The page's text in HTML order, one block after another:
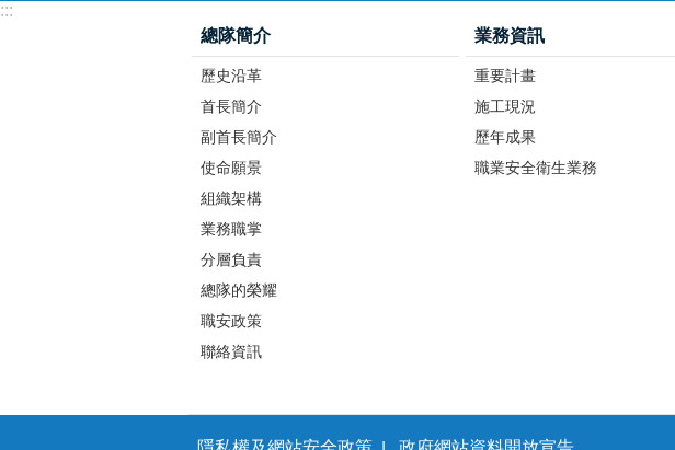
:::
總隊簡介
歷史沿革
首長簡介
副首長簡介
使命願景
組織架構
業務職掌
分層負責
總隊的榮耀
職安政策
聯絡資訊
業務資訊
重要計畫
施工現況
歷年成果
職業安全衛生業務